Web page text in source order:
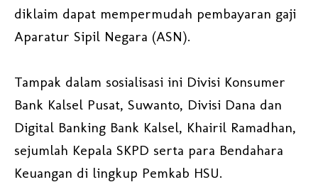
diklaim dapat mempermudah pembayaran gaji
Aparatur Sipil Negara (ASN).
Tampak dalam sosialisasi ini Divisi Konsumer
Bank Kalsel Pusat, Suwanto, Divisi Dana dan
Digital Banking Bank Kalsel, Khairil Ramadhan,
sejumlah Kepala SKPD serta para Bendahara
Keuangan di lingkup Pemkab HSU.